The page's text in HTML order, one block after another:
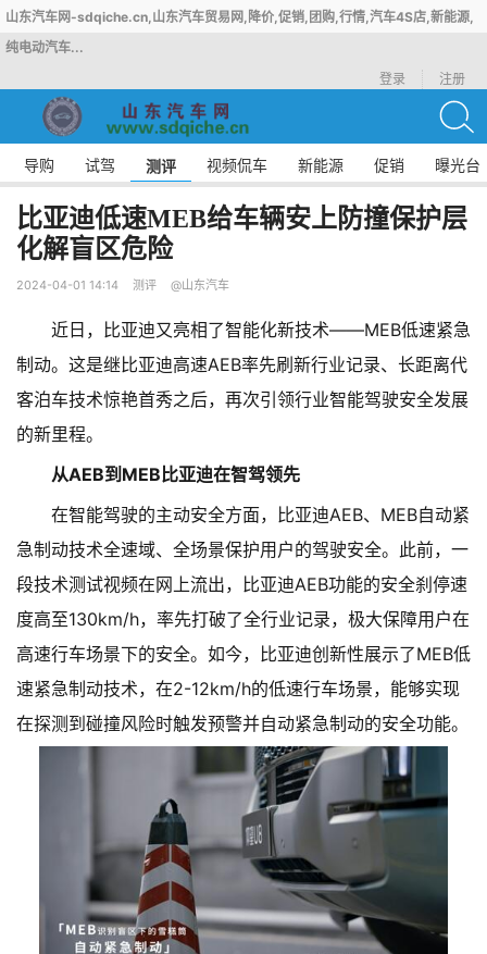
山东汽车网-sdqiche.cn,山东汽车贸易网,降价,促销,团购,行情,汽车4S店,新能源,
纯电动汽车...
登录
注册
导购 试驾 测评 视频侃车 新能源 促销 曝光台
比亚迪低速MEB给车辆安上防撞保护层
化解盲区危险
2024-04-01 14:14 测评 @山东汽车
近日，比亚迪又亮相了智能化新技术——MEB低速紧急
制动。这是继比亚迪高速AEB率先刷新行业记录、长距离代
客泊车技术惊艳首秀之后，再次引领行业智能驾驶安全发展
的新里程。
从AEB到MEB比亚迪在智驾领先
在智能驾驶的主动安全方面，比亚迪AEB、MEB自动紧
急制动技术全速域、全场景保护用户的驾驶安全。此前，一
段技术测试视频在网上流出，比亚迪AEB功能的安全刹停速
度高至130km/h，率先打破了全行业记录，极大保障用户在
高速行车场景下的安全。如今，比亚迪创新性展示了MEB低
速紧急制动技术，在2-12km/h的低速行车场景，能够实现
在探测到碰撞风险时触发预警并自动紧急制动的安全功能。